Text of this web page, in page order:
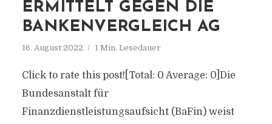
ERMITTELT GEGEN DIE
BANKENVERGLEICH AG
16. August 2022 1 Min. Lesedauer
Click to rate this post![Total: 0 Average: 0]Die
Bundesanstalt für
Finanzdienstleistungsaufsicht (BaFin) weist